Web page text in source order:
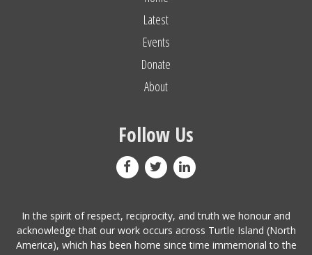
Latest
Events
Donate
About
Follow Us
In the spirit of respect, reciprocity, and truth we honour and
acknowledge that our work occurs across Turtle Island (North
America), which has been home since time immemorial to the